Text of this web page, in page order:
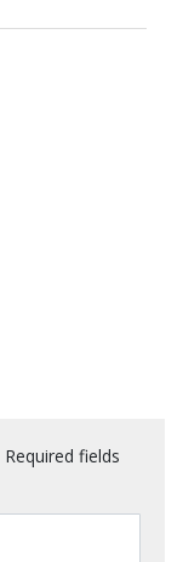
Required fields